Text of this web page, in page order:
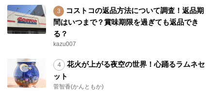
コストコの返品方法について調査！返品期
間はいつまで？賞味期限を過ぎても返品でき
る？
kazu007
花火が上がる夜空の世界！心踊るラムネセ
ット
菅智香(かんともか)